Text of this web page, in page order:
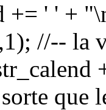
+= ' ' +
//-- la